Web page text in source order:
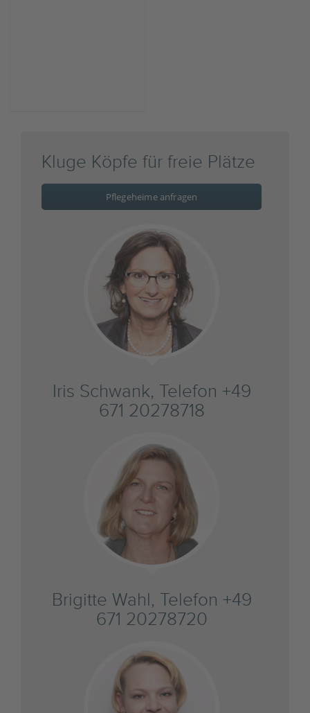
Kluge Köpfe für freie Plätze
Pflegeheime anfragen
Iris Schwank, Telefon +49
671 20278718
Brigitte Wahl, Telefon +49
671 20278720